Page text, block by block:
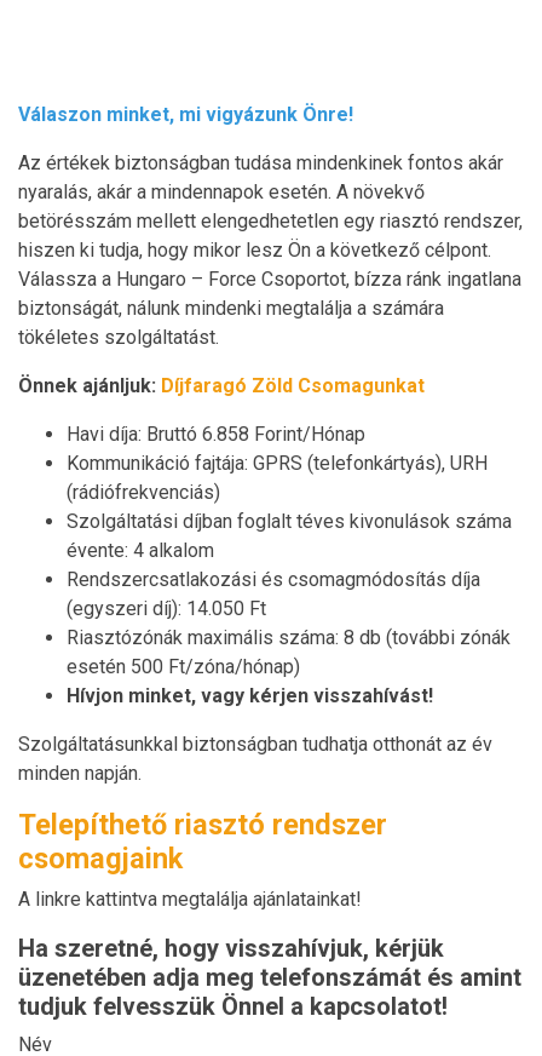
Válaszon minket, mi vigyázunk Önre!
Az értékek biztonságban tudása mindenkinek fontos akár
nyaralás, akár a mindennapok esetén. A növekvő
betörésszám mellett elengedhetetlen egy riasztó rendszer,
hiszen ki tudja, hogy mikor lesz Ön a következő célpont.
Válassza a Hungaro – Force Csoportot, bízza ránk ingatlana
biztonságát, nálunk mindenki megtalálja a számára
tökéletes szolgáltatást.
Önnek ajánljuk: Díjfaragó Zöld Csomagunkat
Havi díja: Bruttó 6.858 Forint/Hónap
Kommunikáció fajtája: GPRS (telefonkártyás), URH
(rádiófrekvenciás)
Szolgáltatási díjban foglalt téves kivonulások száma
évente: 4 alkalom
Rendszercsatlakozási és csomagmódosítás díja
(egyszeri díj): 14.050 Ft
Riasztózónák maximális száma: 8 db (további zónák
esetén 500 Ft/zóna/hónap)
Hívjon minket, vagy kérjen visszahívást!
Szolgáltatásunkkal biztonságban tudhatja otthonát az év
minden napján.
Telepíthető riasztó rendszer
csomagjaink
A linkre kattintva megtalálja ajánlatainkat!
Ha szeretné, hogy visszahívjuk, kérjük
üzenetében adja meg telefonszámát és amint
tudjuk felvesszük Önnel a kapcsolatot!
Név